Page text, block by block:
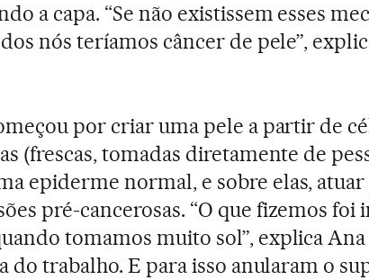
a capa. “Se não existissem esses
nós teríamos câncer de pele”,
por criar uma pele a partir de
(frescas, tomadas diretamente de
epiderme normal, e sobre elas, atuar
pré-cancerosas. “O que fizemos foi
tomamos muito sol”, explica
do trabalho. E para isso anularam o